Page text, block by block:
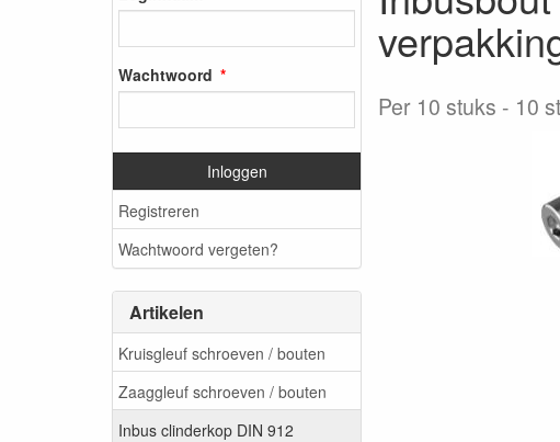
Wachtwoord
Inloggen
Registreren
Wachtwoord vergeten?
Artikelen
Kruisgleuf schroeven / bouten
Zaaggleuf schroeven / bouten
Inbus clinderkop DIN 912
Per 10 stuks 10